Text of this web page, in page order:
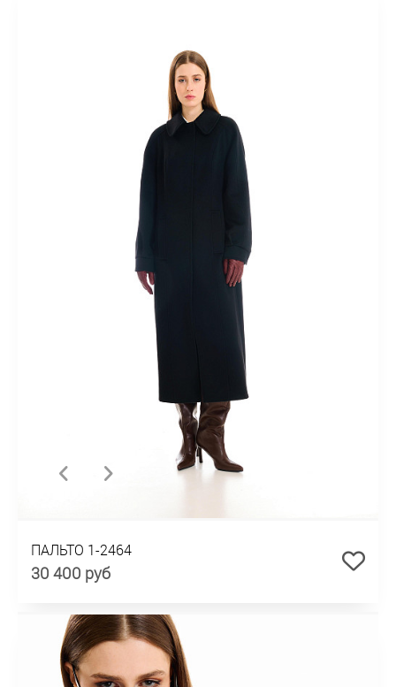
ПАЛЬТО 1-2464
30 400 руб